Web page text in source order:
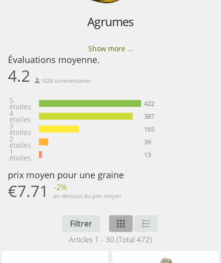
Agrumes
Show more ...
Évaluations moyenne.
4.2 1028 commentaires
5
étoiles 422
4
étoiles 387
3
étoiles 165
2
étoiles 39
1
étoiles 13
prix moyen pour une graine
€7.71 -2%
en-dessous du prix moyen
Filtrer
Articles 1 - 30 (Total 472)